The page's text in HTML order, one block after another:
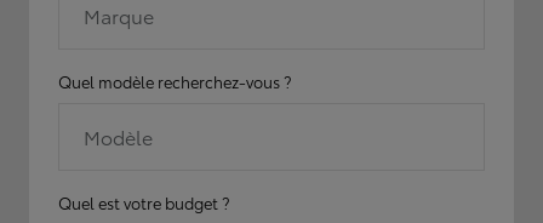
Marque
Quel modèle recherchez-vous ?
Modèle
Quel est votre budget ?